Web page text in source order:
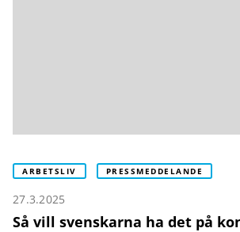
ARBETSLIV PRESSMEDDELANDE
27.3.2025
Så vill svenskarna ha det på